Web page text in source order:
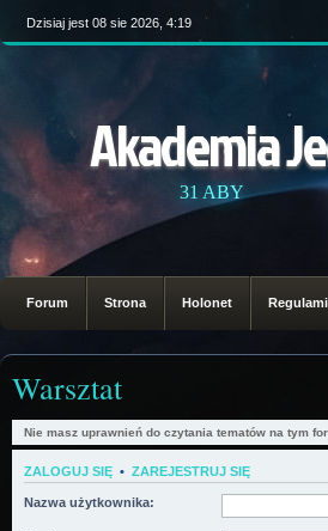
Dzisiaj jest 08 sie 2026, 4:19
Akademia
31 ABY
Forum Strona Holonet
Warsztat
Nie masz uprawnień do czytania tematów na tym
ZALOGUJ SIĘ • ZAREJESTRUJ SIĘ
Nazwa użytkownika: